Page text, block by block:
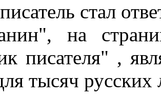
стал
на
писателя" ,
тысяч русских